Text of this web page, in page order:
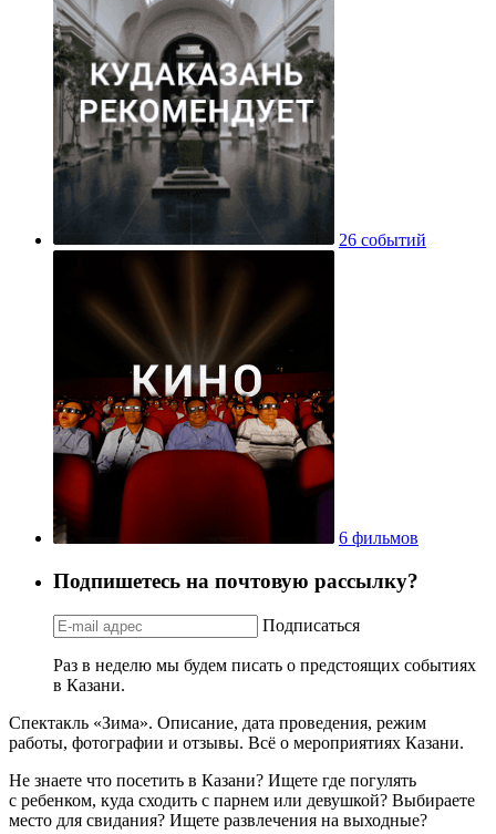
26 событий
6 фильмов
Подпишетесь на почтовую рассылку?
Подписаться
Раз в неделю мы будем писать о предстоящих событиях
в Казани.
Спектакль «Зима». Описание, дата проведения, режим
работы, фотографии и отзывы. Всё о мероприятиях Казани.
Не знаете что посетить в Казани? Ищете где погулять
с ребенком, куда сходить с парнем или девушкой? Выбираете
место для свидания? Ищете развлечения на выходные?